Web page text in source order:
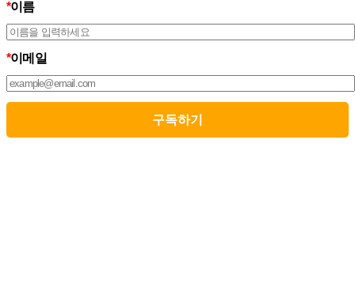
개인정보처리방침을 통하여 이용자가 제공하는 개인정보가 어떠한
치가 취해지고 있는지 알려드립니다.
선을 위하여 개정하는데 필요한 절차를 정하고 있으며, 개인정보처
리방침을 회사의 필요와 사회적 변화에 맞게 변경할 수 있습니다. 그
리고 개인정보처리방침을 개정하는 경우 버전번호 등을 부여하여
개정된 사항을 이용자께서 쉽게 알아볼 수 있도록 하고 있습니다.
02. 수집하는 개인정보의 항목 및 수집방법
*이름
*이메일